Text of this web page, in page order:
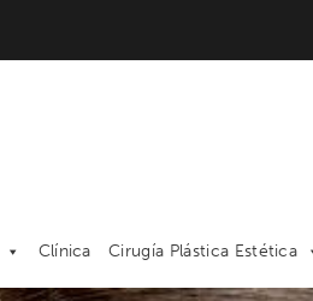
Clínica Cirugía Plástica Estética